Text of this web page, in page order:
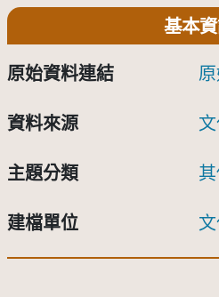
基本
原始資料連結
資料來源
主題分類
建檔單位